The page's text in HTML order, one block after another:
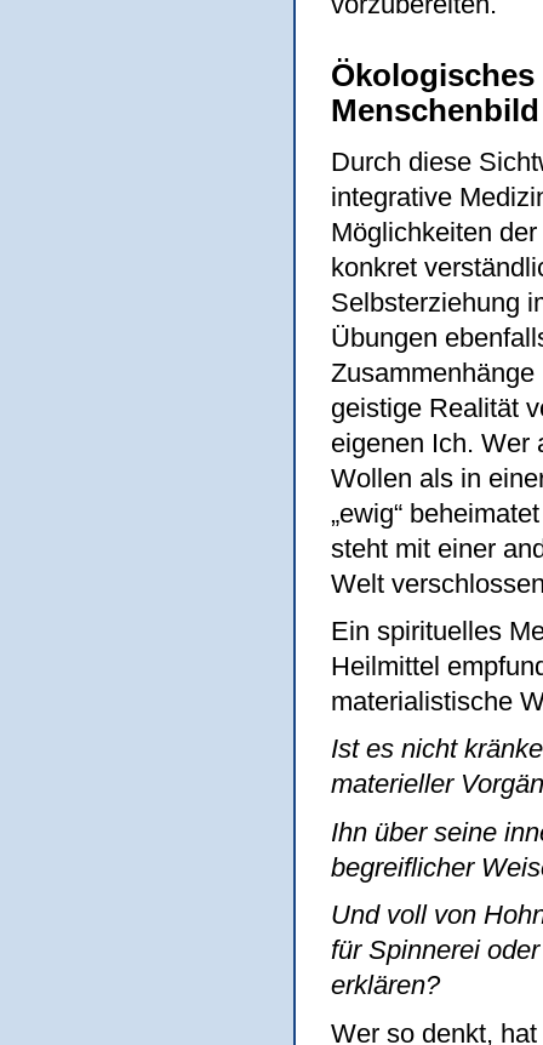
Menschenbild
Durch diese
integrative
Möglichkeiten
konkret
Selbsterziehung
Übungen
geistige Realität
eigenen Ich. Wer
Wollen als in
„ewig“
steht mit einer
Welt
Ein spirituelles
Heilmittel
materialistische
Ist es nicht
materieller
Ihn über seine
begreiflicher
Und voll von
für Spinnerei
erklären?
Wer so denkt,